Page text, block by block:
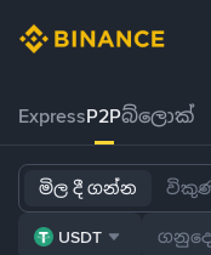
ExpressP2Pබ්ලොක්
මිල දී ගන්න
USDT